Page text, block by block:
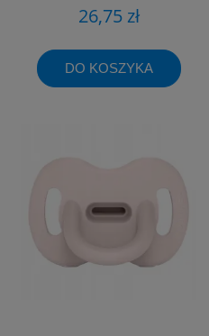
26,75 zł
DO KOSZYKA